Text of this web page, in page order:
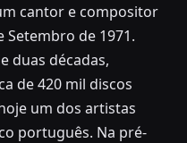
cantor e compositor
Setembro de 1971.
duas décadas,
de 420 mil discos
um dos artistas
português. Na pré-